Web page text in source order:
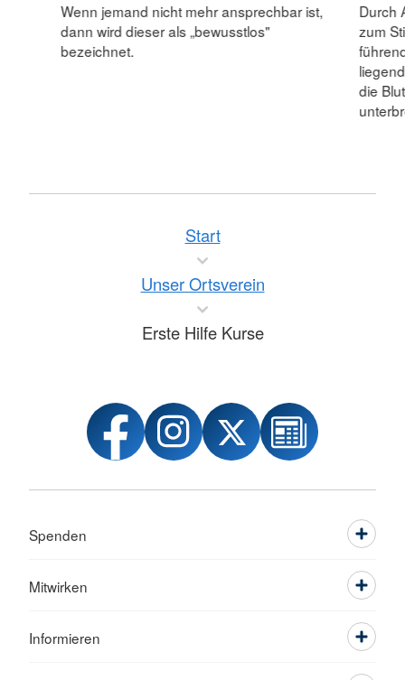
Wenn jemand nicht mehr ansprechbar ist,
dann wird dieser als „bewusstlos"
bezeichnet.
Durch
zum
die
Start
Unser Ortsverein
Erste Hilfe Kurse
Spenden
Mitwirken
Informieren